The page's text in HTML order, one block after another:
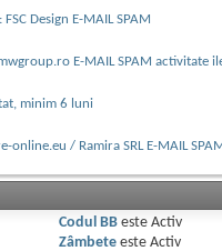
Design E-MAIL SPAM
E-MAIL SPAM activitate
minim 6 luni
online.eu / Ramira SRL E-MAIL
Codul BBeste Activ
Zâmbeteeste Activ